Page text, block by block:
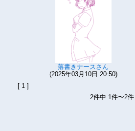
落書きナースさん
(2025年03月10日 20:50)
[ 1 ]
2件中 1件〜2